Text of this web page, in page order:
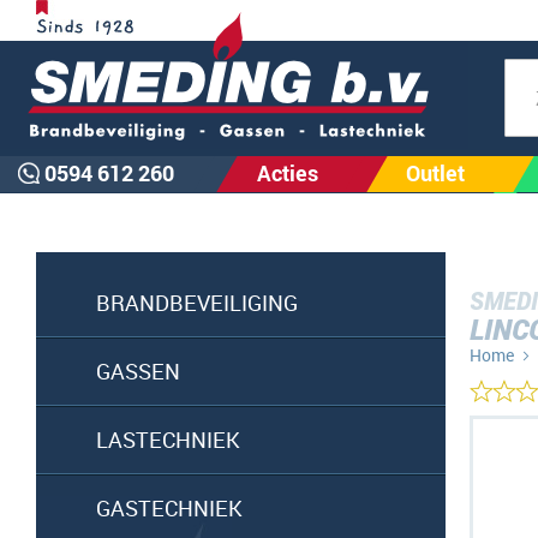
0594 612 260 Acties Outlet
BRANDBEVEILIGING
GASSEN
LASTECHNIEK
GASTECHNIEK
Home
Ga